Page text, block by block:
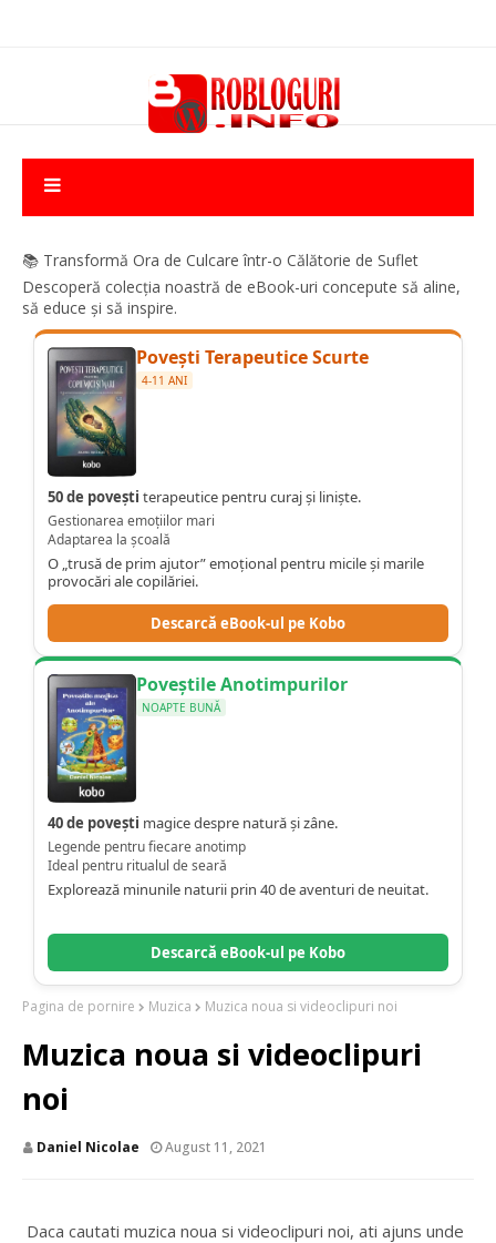
📚 Transformă Ora de Culcare într-o Călătorie de Suflet
Descoperă colecția noastră de eBook-uri concepute să aline,
să educe și să inspire.
Povești Terapeutice Scurte
4-11 ANI
50 de povești terapeutice pentru curaj și liniște.
Gestionarea emoțiilor mari
Adaptarea la școală
O „trusă de prim ajutor” emoțional pentru micile și marile
provocări ale copilăriei.
Descarcă eBook-ul pe Kobo
Poveștile Anotimpurilor
NOAPTE BUNĂ
40 de povești magice despre natură și zâne.
Legende pentru fiecare anotimp
Ideal pentru ritualul de seară
Explorează minunile naturii prin 40 de aventuri de neuitat.
Descarcă eBook-ul pe Kobo
Pagina de pornire Muzica Muzica noua si videoclipuri noi
Muzica noua si videoclipuri
noi
Daniel Nicolae August 11, 2021
Daca cautati muzica noua si videoclipuri noi, ati ajuns unde